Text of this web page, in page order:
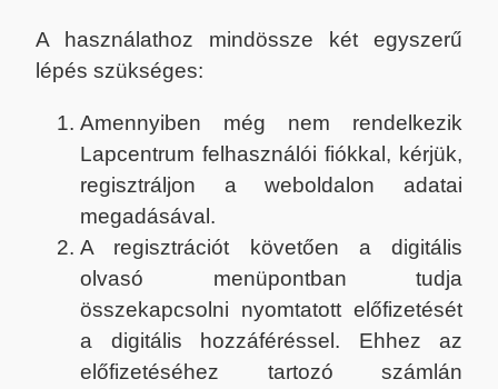
A használathoz mindössze két egyszerű
lépés szükséges:
Amennyiben még nem rendelkezik
Lapcentrum felhasználói fiókkal, kérjük,
regisztráljon a weboldalon adatai
megadásával.
A regisztrációt követően a digitális
olvasó menüpontban tudja
összekapcsolni nyomtatott előfizetését
a digitális hozzáféréssel. Ehhez az
előfizetéséhez tartozó számlán